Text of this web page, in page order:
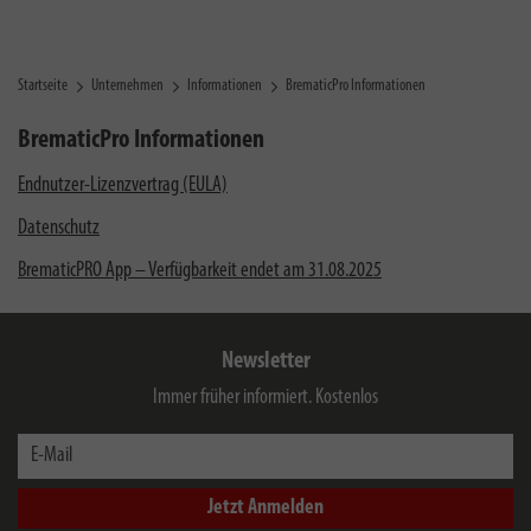
Startseite Unternehmen Informationen BrematicPro Informationen
BrematicPro Informationen
Endnutzer-Lizenzvertrag (EULA)
Datenschutz
BrematicPRO App – Verfügbarkeit endet am 31.08.2025
Newsletter
Immer früher informiert. Kostenlos
E-Mail
Jetzt Anmelden